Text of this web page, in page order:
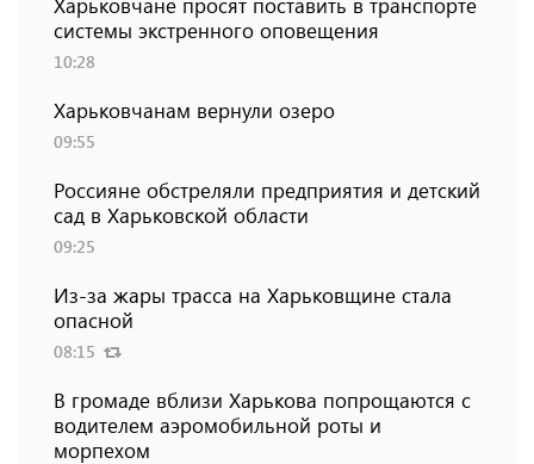
системы экстренного оповещения
10:28
Харьковчанам вернули озеро
09:55
Россияне обстреляли предприятия и детский
сад в Харьковской области
09:25
Из-за жары трасса на Харьковщине стала
опасной
08:15
В громаде вблизи Харькова попрощаются с
водителем аэромобильной роты и
морпехом